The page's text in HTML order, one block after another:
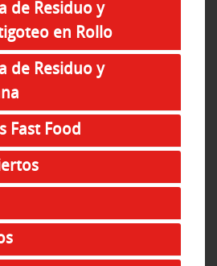
de Residuo y
en Rollo
de Residuo y
Fast Food